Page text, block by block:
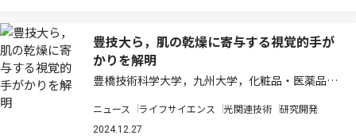
豊技大ら，肌の乾燥に寄与する視覚的手が
かりを解明
豊橋技術科学大学，九州大学，化粧品・医薬品を
手がかりを明らかにするため，どのような画像操
作をすると肌の視覚的潤い感が変化するかを心理
ニュース ライフサイエンス 光関連技術 研究開発
2024.12.27